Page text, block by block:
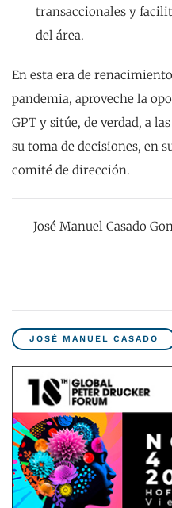
transaccionales y
del área.
En esta era de
pandemia, aproveche la
GPT y sitúe, de verdad, a
su toma de decisiones, en
comité de dirección.
José Manuel Casado
JOSÉ MANUEL CASADO